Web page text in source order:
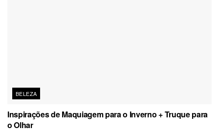
BELEZA
Inspirações de Maquiagem para o Inverno + Truque para
o Olhar